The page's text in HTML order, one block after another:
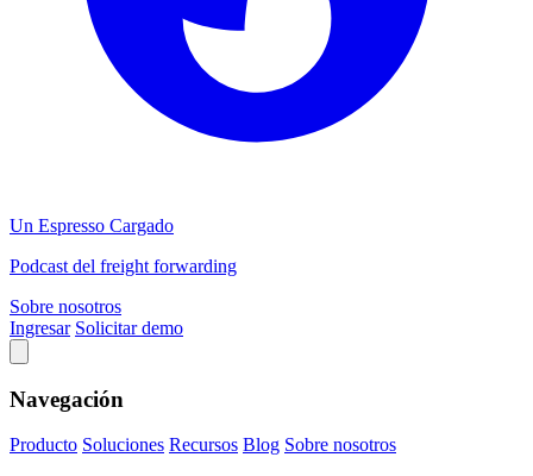
Un Espresso Cargado
Podcast del freight forwarding
Sobre nosotros
Ingresar Solicitar demo
Navegación
Producto Soluciones Recursos Blog Sobre nosotros